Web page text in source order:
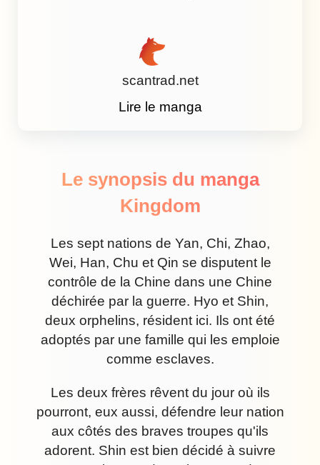
scantrad.net
Lire le manga
Le synopsis du manga
Kingdom
Les sept nations de Yan, Chi, Zhao,
Wei, Han, Chu et Qin se disputent le
contrôle de la Chine dans une Chine
déchirée par la guerre. Hyo et Shin,
deux orphelins, résident ici. Ils ont été
adoptés par une famille qui les emploie
comme esclaves.
Les deux frères rêvent du jour où ils
pourront, eux aussi, défendre leur nation
aux côtés des braves troupes qu'ils
adorent. Shin est bien décidé à suivre